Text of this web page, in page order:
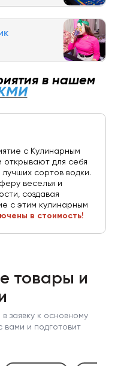
в нашем
с Кулинарным
открывают для себя
сортов водки.
веселья и
создавая
с этим кулинарным
в стоимость!
товары и
заявку к основному
вами и подготовит